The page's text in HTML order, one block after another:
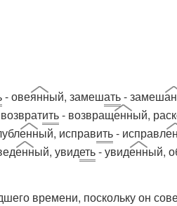
- овеянный, замешать- замеш
ить- возвращенный,
енный, исправить- исправл
енный, увидеть- увиденный,
времени, поскольку он